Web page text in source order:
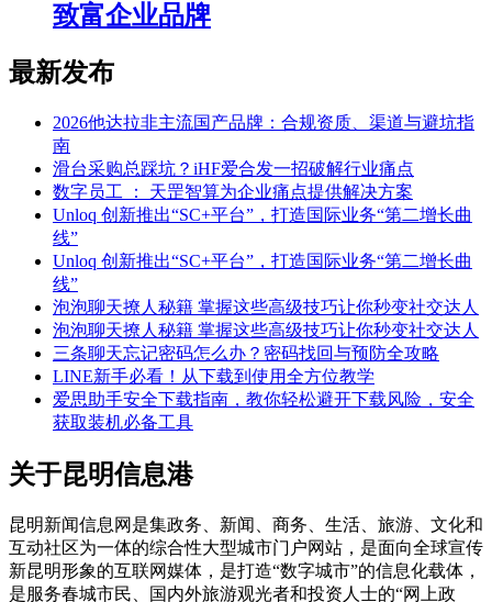
致富企业品牌
最新发布
2026他达拉非主流国产品牌：合规资质、渠道与避坑指
南
滑台采购总踩坑？iHF爱合发一招破解行业痛点
数字员工 ： 天罡智算为企业痛点提供解决方案
Unloq 创新推出“SC+平台”，打造国际业务“第二增长曲
线”
Unloq 创新推出“SC+平台”，打造国际业务“第二增长曲
线”
泡泡聊天撩人秘籍 掌握这些高级技巧让你秒变社交达人
泡泡聊天撩人秘籍 掌握这些高级技巧让你秒变社交达人
三条聊天忘记密码怎么办？密码找回与预防全攻略
LINE新手必看！从下载到使用全方位教学
爱思助手安全下载指南，教你轻松避开下载风险，安全
获取装机必备工具
关于昆明信息港
昆明新闻信息网是集政务、新闻、商务、生活、旅游、文化和
互动社区为一体的综合性大型城市门户网站，是面向全球宣传
新昆明形象的互联网媒体，是打造“数字城市”的信息化载体，
是服务春城市民、国内外旅游观光者和投资人士的“网上政